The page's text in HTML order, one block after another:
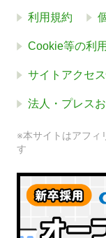
利用規約
Cookie等の利
サイトアクセ
法人・プレス
※本サイトはアフィ
す